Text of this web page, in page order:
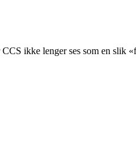
ikke lenger ses som en slik